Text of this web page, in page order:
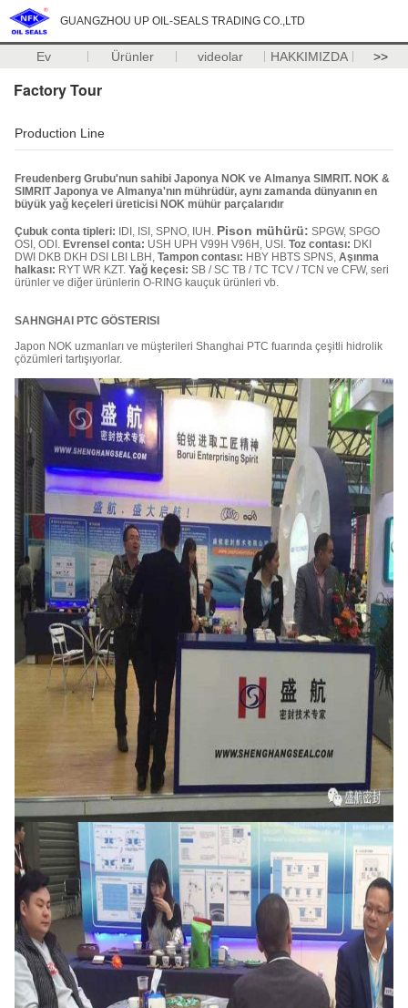
GUANGZHOU UP OIL-SEALS TRADING CO.,LTD
Ev Ürünler videolar HAKKIMIZDA >>
Factory Tour
Production Line
Freudenberg Grubu'nun sahibi Japonya NOK ve Almanya SIMRIT. NOK &
SIMRIT Japonya ve Almanya'nın mührüdür, aynı zamanda dünyanın en
büyük yağ keçeleri üreticisi NOK mühür parçalarıdır
Çubuk conta tipleri: IDI, ISI, SPNO, IUH. Pison mühürü: SPGW, SPGO
OSI, ODI. Evrensel conta: USH UPH V99H V96H, USI. Toz contası: DKI
DWI DKB DKH DSI LBI LBH, Tampon contası: HBY HBTS SPNS, Aşınma
halkası: RYT WR KZT. Yağ keçesi: SB / SC TB / TC TCV / TCN ve CFW, seri
ürünler ve diğer ürünlerin O-RING kauçuk ürünleri vb.
SAHNGHAI PTC GÖSTERISI
Japon NOK uzmanları ve müşterileri Shanghai PTC fuarında çeşitli hidrolik
çözümleri tartışıyorlar.